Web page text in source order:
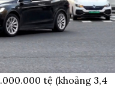
tệ (khoảng 3,4